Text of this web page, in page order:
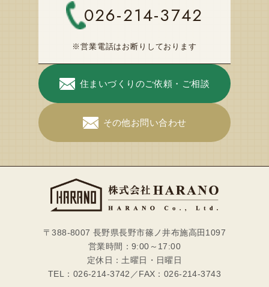
026-214-3742
※営業電話はお断りしております
住まいづくりのご依頼・ご相談
その他お問い合わせ
〒388-8007 長野県長野市篠ノ井布施高田1097
営業時間：9:00～17:00
定休日：土曜日・日曜日
TEL：026-214-3742／FAX：026-214-3743